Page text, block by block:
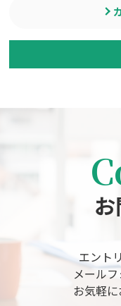
エント
メール
お気軽に